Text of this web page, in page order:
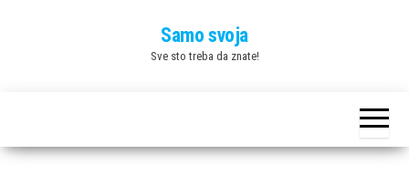
Samo svoja
Sve sto treba da znate!